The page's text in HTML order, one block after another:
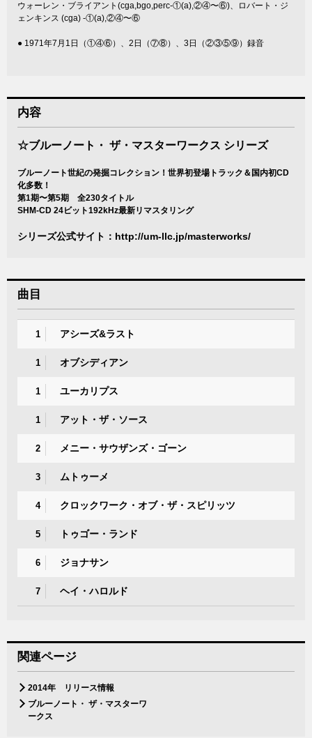
ウォーレン・ブライアント(cga,bgo,perc-①(a),②④〜⑥)、ロバート・ジ
ェンキンス (cga) -①(a),②④〜⑥
● 1971年7月1日（①④⑥）、2日（⑦⑧）、3日（②③⑤⑨）録音
内容
☆ブルーノート・ ザ・マスターワークス シリーズ
ブルーノート世紀の発掘コレクション！世界初登場トラック＆国内初CD
化多数！
第1期〜第5期 全230タイトル
SHM-CD 24ビット192kHz最新リマスタリング
シリーズ公式サイト： http://um-llc.jp/masterworks/
曲目
1 アシーズ&ラスト
1 オブシディアン
1 ユーカリプス
1 アット・ザ・ソース
2 メニー・サウザンズ・ゴーン
3 ムトゥーメ
4 クロックワーク・オブ・ザ・スピリッツ
5 トゥゴー・ランド
6 ジョナサン
7 ヘイ・ハロルド
関連ページ
2014年 リリース情報
ブルーノート・ ザ・マスターワ
ークス